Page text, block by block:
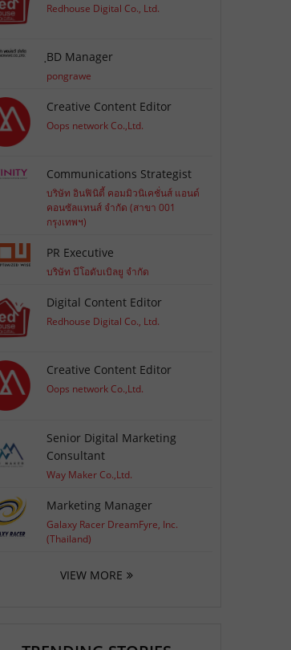
Redhouse Digital Co., Ltd.
ฺBD Manager
pongrawe
Creative Content Editor
Oops network Co.,Ltd.
Communications Strategist
บริษัท อินฟินิตี้ คอมมิวนิเคชั่นส์ แอนด์
คอนซัลแทนส์ จำกัด (สาขา 001
กรุงเทพฯ)
PR Executive
บริษัท บีโอดับเบิลยู จำกัด
Digital Content Editor
Redhouse Digital Co., Ltd.
Creative Content Editor
Oops network Co.,Ltd.
Senior Digital Marketing
Consultant
Way Maker Co.,Ltd.
Marketing Manager
Galaxy Racer DreamFyre, Inc.
(Thailand)
VIEW MORE